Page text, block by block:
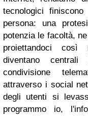
tecnologici
persona: una
potenzia le facoltà,
proiettandoci così
diventano
condivisione
attraverso i social
degli utenti si
programmo io,